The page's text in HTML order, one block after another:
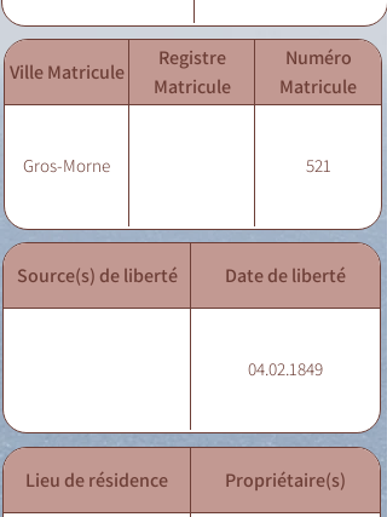
Ville Matricule
Registre
Matricule
Numéro
Matricule
Gros-Morne 521
Source(s) de liberté Date de liberté
04.02.1849
Lieu de résidence Propriétaire(s)